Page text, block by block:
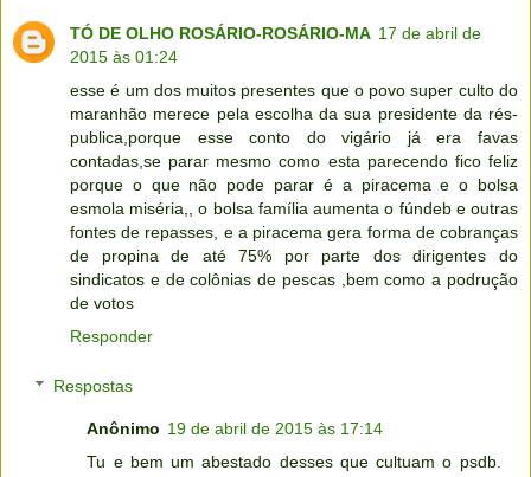
TÓ DE OLHO ROSÁRIO-ROSÁRIO-MA 17 de abril de
2015 às 01:24
esse é um dos muitos presentes que o povo super culto do
maranhão merece pela escolha da sua presidente da rés-
publica,porque esse conto do vigário já era favas
contadas,se parar mesmo como esta parecendo fico feliz
porque o que não pode parar é a piracema e o bolsa
esmola miséria,, o bolsa família aumenta o fúndeb e outras
fontes de repasses, e a piracema gera forma de cobranças
de propina de até 75% por parte dos dirigentes do
sindicatos e de colônias de pescas ,bem como a podrução
de votos
Responder
Respostas
Anônimo 19 de abril de 2015 às 17:14
Tu e bem um abestado desses que cultuam o psdb.